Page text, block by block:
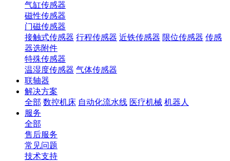
气缸传感器
磁性传感器
门磁传感器
接触式传感器 行程传感器 近铁传感器 限位传感器 传感
器选附件
特殊传感器
温湿度传感器 气体传感器
联轴器
解决方案
全部 数控机床 自动化流水线 医疗机械 机器人
服务
全部
售后服务
常见问题
技术支持